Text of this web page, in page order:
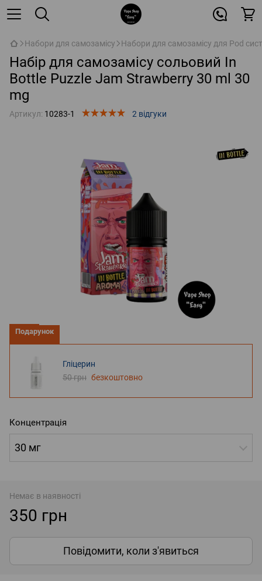
Набори для самозамісу Набори для самозамісу для Pod
Набір для самозамісу сольовий In
Bottle Puzzle Jam Strawberry 30 ml 30
mg
Артикул: 10283-1 2 відгуки
Подарунок
Гліцерин
50 грн безкоштовно
Концентрація
30 мг
Немає в наявності
350 грн
Повідомити, коли з'явиться